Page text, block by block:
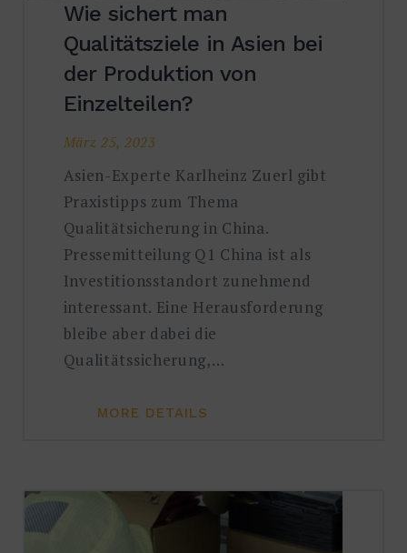
Wie sichert man
Qualitätsziele in Asien bei
der Produktion von
Einzelteilen?
März 25, 2023
Asien-Experte Karlheinz Zuerl gibt
Praxistipps zum Thema
Qualitätsicherung in China.
Pressemitteilung Q1 China ist als
Investitionsstandort zunehmend
interessant. Eine Herausforderung
bleibe aber dabei die
Qualitätssicherung,…
MORE DETAILS